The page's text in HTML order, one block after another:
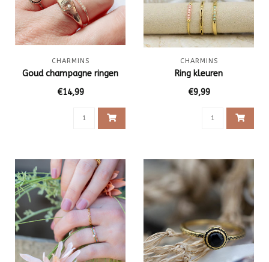
CHARMINS
Goud champagne ringen
€14,99
CHARMINS
Ring kleuren
€9,99